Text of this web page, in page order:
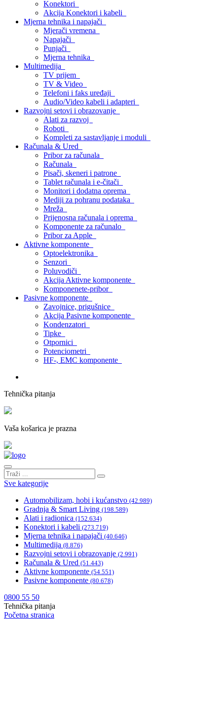
Konektori
Akcija Konektori i kabeli
Mjerna tehnika i napajači
Mjerači vremena
Napajači
Punjači
Mjerna tehnika
Multimedija
TV prijem
TV & Video
Telefoni i faks uređaji
Audio/Video kabeli i adapteri
Razvojni setovi i obrazovanje
Alati za razvoj
Roboti
Kompleti za sastavljanje i moduli
Računala & Ured
Pribor za računala
Računala
Pisači, skeneri i patrone
Tablet računala i e-čitači
Monitori i dodatna oprema
Mediji za pohranu podataka
Mreža
Prijenosna računala i oprema
Komponente za računalo
Pribor za Apple
Aktivne komponente
Optoelektronika
Senzori
Poluvodiči
Akcija Aktivne komponente
Komponenete-pribor
Pasivne komponente
Zavojnice, prigušnice
Akcija Pasivne komponente
Kondenzatori
Tipke
Otpornici
Potenciometri
HF-, EMC komponente
Tehnička pitanja
Vaša košarica je prazna
Sve kategorije
Automobilizam, hobi i kućanstvo (42.989)
Gradnja & Smart Living (198.589)
Alati i radionica (152.634)
Konektori i kabeli (273.719)
Mjerna tehnika i napajači (40.646)
Multimedija (8.876)
Razvojni setovi i obrazovanje (2.991)
Računala & Ured (51.443)
Aktivne komponente (54.551)
Pasivne komponente (80.678)
0800 55 50
Tehnička pitanja
Početna stranica